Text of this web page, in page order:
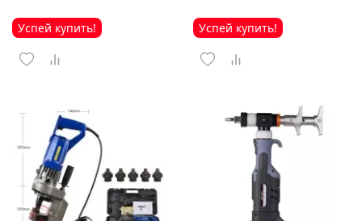
Успей купить! Успей купить!